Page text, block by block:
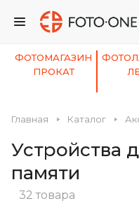
ФОТОМАГАЗИН
ПРОКАТ
Главная Каталог
Устройства
памяти
32 товара